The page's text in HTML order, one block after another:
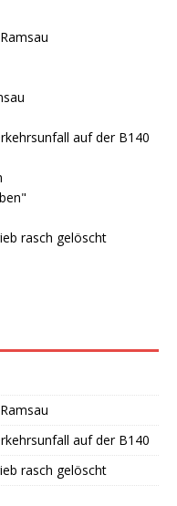
auf der B140
rasch gelöscht
auf der B140
rasch gelöscht